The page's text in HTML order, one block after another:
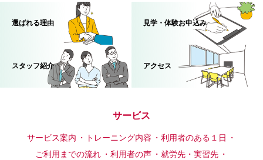
選ばれる理由 見学・体験お申込み
スタッフ紹介 アクセス
サービス
サービス案内 トレーニング内容
利用者のある１日
ご利用までの流れ
利用者の声
就労先・実習先